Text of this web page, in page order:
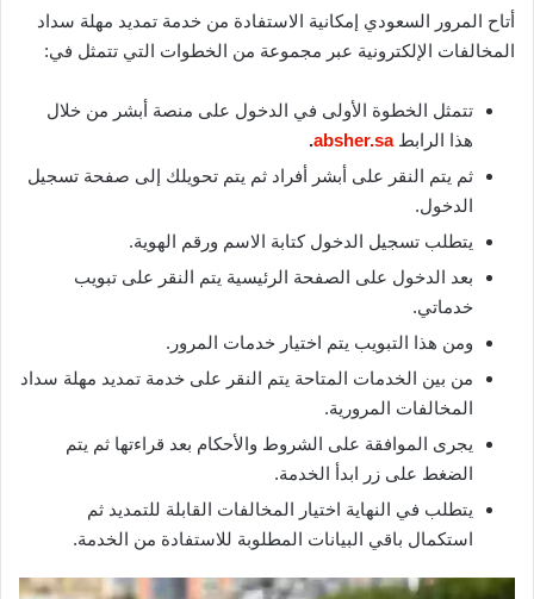
أتاح المرور السعودي إمكانية الاستفادة من خدمة تمديد مهلة سداد
المخالفات الإلكترونية عبر مجموعة من الخطوات التي تتمثل في:
تتمثل الخطوة الأولى في الدخول على منصة أبشر من خلال
هذا الرابطabsher.sa
.
ثم يتم النقر على أبشر أفراد ثم يتم تحويلك إلى صفحة تسجيل
الدخول.
يتطلب تسجيل الدخول كتابة الاسم ورقم الهوية.
بعد الدخول على الصفحة الرئيسية يتم النقر على تبويب
خدماتي.
ومن هذا التبويب يتم اختيار خدمات المرور.
من بين الخدمات المتاحة يتم النقر على خدمة تمديد مهلة سداد
المخالفات المرورية.
يجرى الموافقة على الشروط والأحكام بعد قراءتها ثم يتم
الضغط على زر ابدأ الخدمة.
يتطلب في النهاية اختيار المخالفات القابلة للتمديد ثم
استكمال باقي البيانات المطلوبة للاستفادة من الخدمة.